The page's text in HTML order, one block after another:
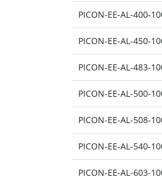
PICON-EE-AL-400-
PICON-EE-AL-450-
PICON-EE-AL-483-
PICON-EE-AL-500-
PICON-EE-AL-508-
PICON-EE-AL-540-
PICON-EE-AL-603-